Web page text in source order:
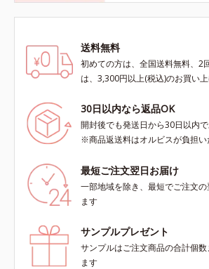
送料無料
初めての方は、全国送料無料、2
は、3,300円以上(税込)のお買い
30日以内なら返品OK
開封後でも発送日から30日以内
※商品返送料はオルビスが負担い
最短ご注文翌日お届け
一部地域を除き、最短でご注文
ます
サンプルプレゼント
サンプルはご注文商品の合計個
ます